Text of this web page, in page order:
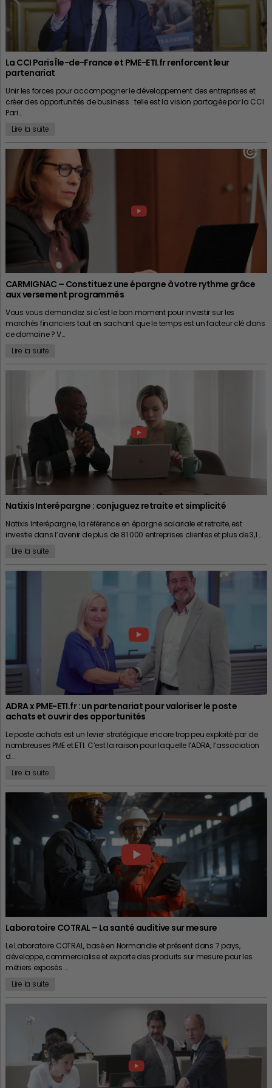
La CCI Paris Île-de-France et PME-ETI.fr renforcent leur
partenariat
Unir les forces pour accompagner le développement des entreprises et
créer des opportunités de business : telle est la vision partagée par la CCI
Pari…
Lire la suite
CARMIGNAC – Constituez une épargne à votre rythme grâce
aux versement programmés
Vous vous demandez si c'est le bon moment pour investir sur les
marchés financiers tout en sachant que le temps est un facteur clé dans
ce domaine ? V…
Lire la suite
Natixis Interépargne : conjuguez retraite et simplicité
Natixis Interépargne, la référence en épargne salariale et retraite, est
investie dans l’avenir de plus de 81 000 entreprises clientes et plus de 3,1 …
Lire la suite
ADRA x PME-ETI.fr : un partenariat pour valoriser le poste
achats et ouvrir des opportunités
Le poste achats est un levier stratégique encore trop peu exploité par de
nombreuses PME et ETI. C’est la raison pour laquelle l’ADRA, l’association
d…
Lire la suite
Laboratoire COTRAL – La santé auditive sur mesure
Le Laboratoire COTRAL, basé en Normandie et présent dans 7 pays,
développe, commercialise et exporte des produits sur mesure pour les
métiers exposés …
Lire la suite